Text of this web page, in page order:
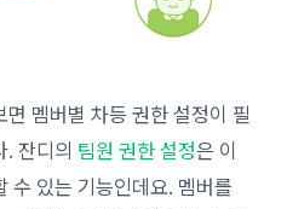
멤버별 차등 권한 설정이 필
. 잔디의 팀원 권한 설정은 이
수 있는 기능인데요. 멤버를